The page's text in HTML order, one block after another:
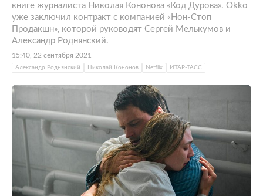
книге журналиста Николая Кононова «Код Дурова». Okko
уже заключил контракт с компанией «Нон-Стоп
Продакшн», которой руководят Сергей Мелькумов и
Александр Роднянский.
15:40, 22 сентября 2021
Александр Роднянский Николай Кононов Netflix ИТАР-ТАСС